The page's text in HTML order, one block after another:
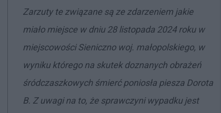
Zarzuty te związane są ze zdarzeniem jakie
miało miejsce w dniu 28 listopada 2024 roku w
miejscowości Sieniczno woj. małopolskiego, w
wyniku którego na skutek doznanych obrażeń
śródczaszkowych śmierć poniosła piesza Dorota
B. Z uwagi na to, że sprawczyni wypadku jest